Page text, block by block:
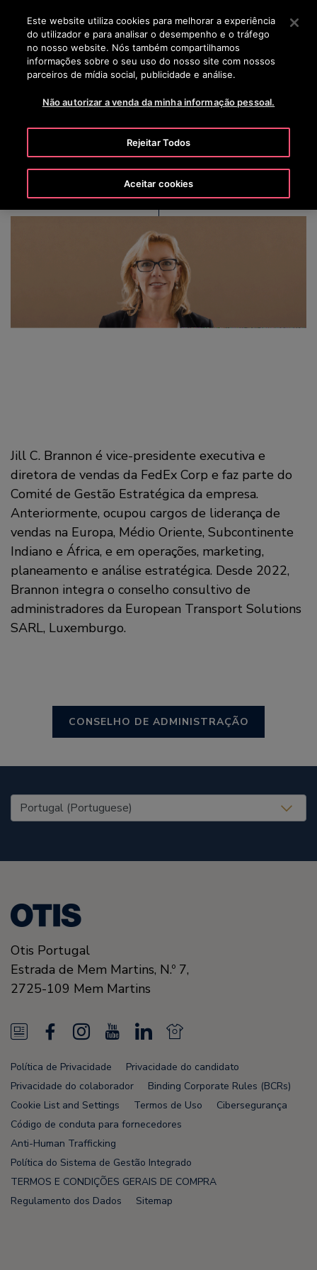
Prima Enter para saltar para o Conteúdo Principal
PESQUISAR
Jill C. Brannon
Jill C. Brannon é vice-presidente executiva e
diretora de vendas da FedEx Corp e faz parte do
Comité de Gestão Estratégica da empresa.
Anteriormente, ocupou cargos de liderança de
vendas na Europa, Médio Oriente, Subcontinente
Indiano e África, e em operações, marketing,
planeamento e análise estratégica. Desde 2022,
Brannon integra o conselho consultivo de
administradores da European Transport Solutions
SARL, Luxemburgo.
CONSELHO DE ADMINISTRAÇÃO
United States (EN)
Otis Portugal
Estrada de Mem Martins, N.º 7,
2725-109 Mem Martins
N
e
w
s
F
e
e
d
a
c
e
b
o
o
k
I
n
s
t
a
g
r
a
o
u
u
b
e
L
i
n
k
e
d
i
n
N
e
w
s
e
e
Política de Privacidade
Privacidade do candidato
Privacidade do colaborador
Binding Corporate Rules (BCRs)
Cookie List and Settings
Termos de Uso
Cibersegurança
Código de conduta para fornecedores
Anti-Human Trafficking
Política do Sistema de Gestão Integrado
TERMOS E CONDIÇÕES GERAIS DE COMPRA
Regulamento dos Dados
Sitemap
Este website utiliza cookies para melhorar a experiência
do utilizador e para analisar o desempenho e o tráfego
no nosso website. Nós também compartilhamos
informações sobre o seu uso do nosso site com nossos
parceiros de mídia social, publicidade e análise.
Não autorizar a venda da minha informação pessoal.
Rejeitar Todos
Aceitar cookies